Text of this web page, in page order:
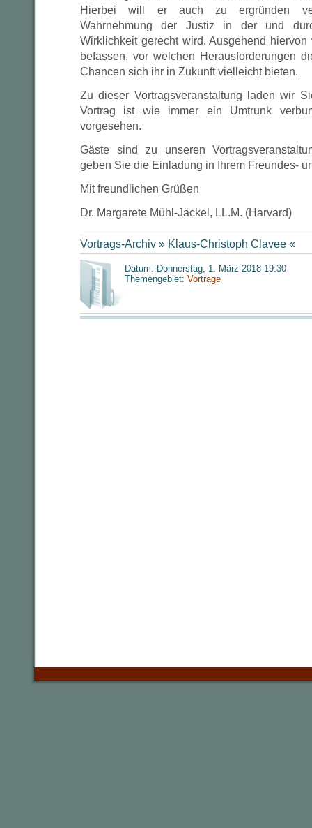
Hierbei will er auch zu ergründen
Wahrnehmung der Justiz in der und
Wirklichkeit gerecht wird. Ausgehend
befassen, vor welchen Herausforderungen
Chancen sich ihr in Zukunft vielleicht bieten.
Zu dieser Vortragsveranstaltung laden wir
Vortrag ist wie immer ein Umtrunk
vorgesehen.
Gäste sind zu unseren
geben Sie die Einladung in Ihrem Freundes-
Mit freundlichen Grüßen
Dr. Margarete Mühl-Jäckel, LL.M. (Harvard)
Vortrags-Archiv » Klaus-Christoph Clavee «
Datum: Donnerstag, 1. März 2018 19:30
Themengebiet: Vorträge